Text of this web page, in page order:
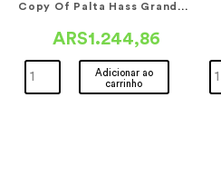
Copy Of Palta Hass Grande...
ARS1.244,86
Adicionar ao
carrinho